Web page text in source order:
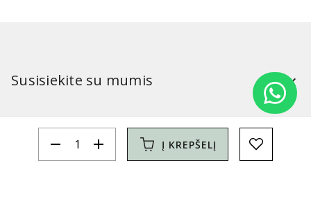
remove add Į KREPŠELĮ
Susisiekite su mumis
Mūsų parduotuvės: